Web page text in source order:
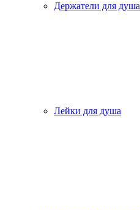
Держатели для душа
Лейки для душа